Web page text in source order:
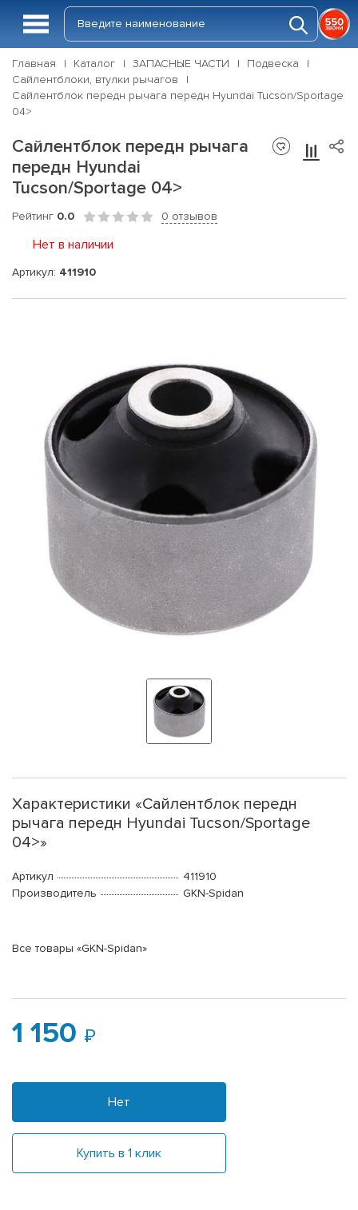
Главная Каталог ЗАПАСНЫЕ ЧАСТИ
Подвеска
Сайлентблоки, втулки рычагов
Сайлентблок передн рычага передн Hyundai Tucson/Sportage
04>
Сайлентблок передн рычага
передн Hyundai
Tucson/Sportage 04>
Рейтинг 0.0 0 отзывов
Нет в наличии
Артикул: 411910
Характеристики «Сайлентблок передн
рычага передн Hyundai Tucson/Sportage
04>»
Артикул
411910
Производитель
GKN-Spidan
Все товары «GKN-Spidan»
1 150
Нет
Купить в 1 клик